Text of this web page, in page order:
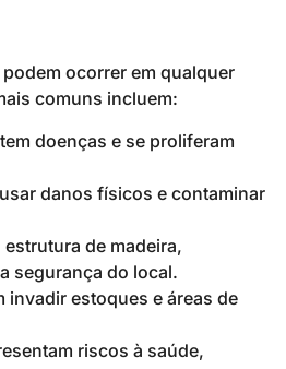
ocorrer em qualquer
comuns incluem:
doenças e se proliferam
danos físicos e contaminar
estrutura de madeira,
segurança do local.
invadir estoques e áreas de
riscos à saúde,